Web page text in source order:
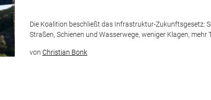
Die Koalition beschließt das Infrastruktur-Zukunftsgesetz:
Straßen, Schienen und Wasserwege, weniger Klagen, mehr
von Christian Bonk